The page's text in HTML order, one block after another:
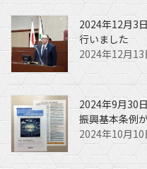
2024年12月3
行いました
2024年12月13
2024年9月30
振興基本条例
2024年10月10